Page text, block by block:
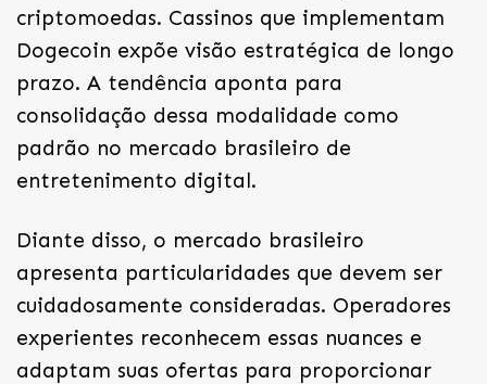
criptomoedas. Cassinos que implementam
Dogecoin expõe visão estratégica de longo
prazo. A tendência aponta para
consolidação dessa modalidade como
padrão no mercado brasileiro de
entretenimento digital.
Diante disso, o mercado brasileiro
apresenta particularidades que devem ser
cuidadosamente consideradas. Operadores
experientes reconhecem essas nuances e
adaptam suas ofertas para proporcionar